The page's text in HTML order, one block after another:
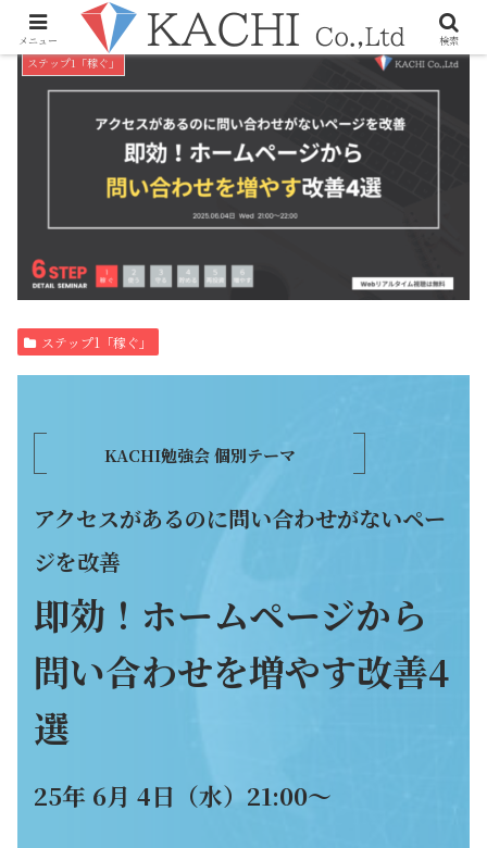
ステップ1「稼ぐ」
ステップ1「稼ぐ」
KACHI勉強会 個別テーマ
アクセスがあるのに問い合わせがないペー
ジを改善
即効！ホームページから
問い合わせを増やす改善4
選
25年 6月 4日（水）21:00～
メニュー 検索